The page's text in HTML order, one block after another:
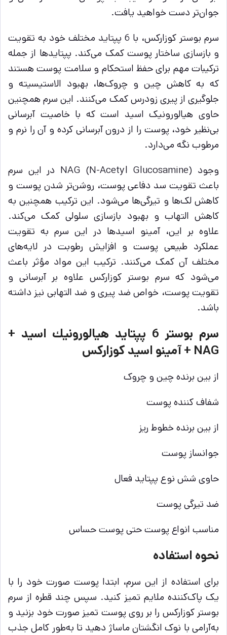
جوان‌تر دست خواهید یافت.
سرم بوستر کوزارکس، با 6 پپتاید مختلف خود به تقویت
و بازسازی ساختار پوست کمک می‌کند. پپتایدها از جمله
ترکیبات مهم برای حفظ استحکام و سلامت پوست هستند
که به کاهش چین و چروک‌ها، بهبود الاستیسیته و
جلوگیری از پیری زودرس کمک می‌کنند. این سرم همچنین
حاوی هیالورونیک اسید است که با خاصیت آبرسانی
بی‌نظیر خود، پوست را از درون آبرسانی کرده و آن را نرم و
مرطوب نگه می‌دارد.
وجود NAG (N-Acetyl Glucosamine) در این سرم
باعث تقویت سد دفاعی پوست، روشن‌تر شدن پوست و
کاهش لک‌ها و تیرگی‌ها می‌شود. این ترکیب همچنین به
کاهش التهاب و بهبود بازسازی سلولی کمک می‌کند.
علاوه بر این، آمینو اسیدها در این سرم به تقویت
عملکرد طبیعی پوست و افزایش رطوبت در لایه‌های
مختلف آن کمک می‌کنند. ترکیب این مواد مؤثر باعث
می‌شود که سرم بوستر کوزارکس علاوه بر آبرسانی و
تقویت پوست، خواص ضد پیری و ضد التهابی نیز داشته
باشد.
سرم بوستر 6 پپتايد هيالورونيك اسيد +
NAG + آمينو اسيد كوزاركس
از بین برنده چین و چروک
شفاف کننده پوست
از بین برنده خطوط ریز
جوانساز پوست
حاوی شش نوع پپتاید فعال
ضد تیرگی پوست
مناسب انواع پوست حتی پوست حساس
نحوه استفاده
برای استفاده از این سرم، ابتدا پوست صورت خود را با
یک پاک‌کننده ملایم تمیز کنید. سپس چند قطره از سرم
بوستر کوزارکس را بر روی پوست تمیز صورت خود بزنید و
به‌آرامی با نوک انگشتان ماساژ دهید تا به‌طور کامل جذب